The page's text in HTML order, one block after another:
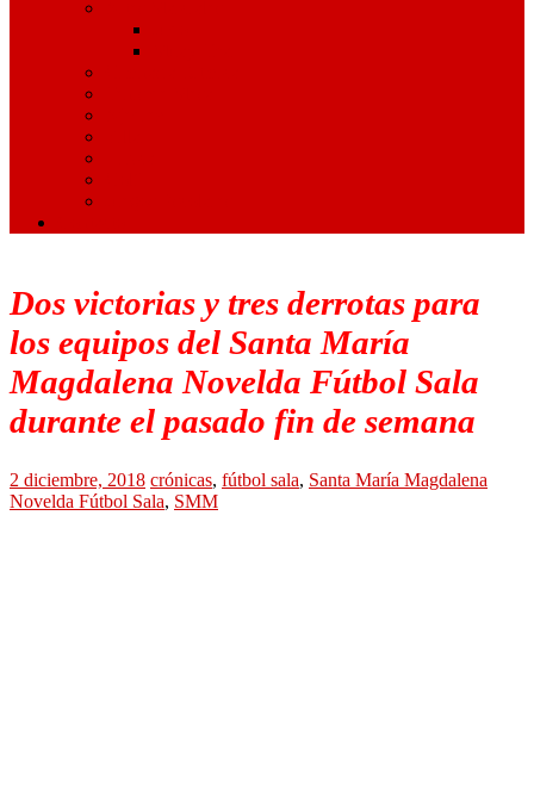
Dos victorias y tres derrotas para
los equipos del Santa María
Magdalena Novelda Fútbol Sala
durante el pasado fin de semana
2 diciembre, 2018 crónicas, fútbol sala, Santa María Magdalena
Novelda Fútbol Sala, SMM